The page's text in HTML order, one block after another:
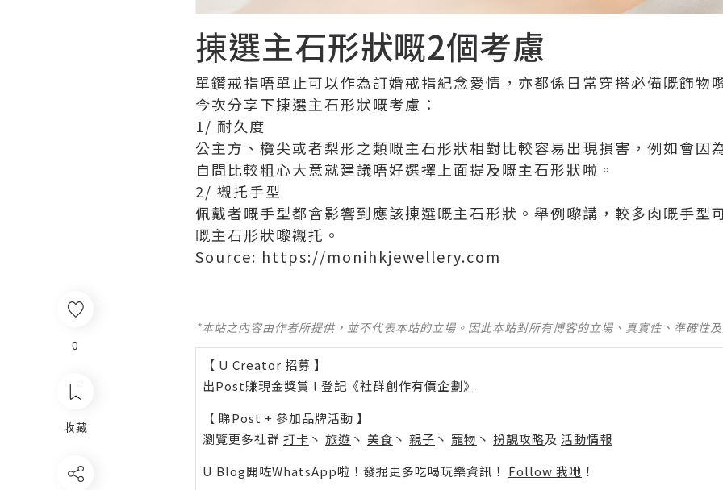
0
收藏
㨂選主石形狀嘅2個考慮
單鑽戒指唔單止可以作為訂婚戒指紀念愛情，亦都係日常穿搭必備嘅飾物
今次分享下㨂選主石形狀嘅考慮：
1/ 耐久度
公主方、欖尖或者梨形之類嘅主石形狀相對比較容易出現損害，例如會因
自問比較粗心大意就建議唔好選擇上面提及嘅主石形狀啦。
2/ 襯托手型
佩戴者嘅手型都會影響到應該㨂選嘅主石形狀。舉例嚟講，較多肉嘅手型
嘅主石形狀嚟襯托。
Source: https://monihkjewellery.com
*本站之內容由作者所提供，並不代表本站的立場。因此本站對所有博客的立場、真實性、準確性
【 U Creator 招募 】
出Post賺現金獎賞 l 登記《社群創作有價企劃》
【 睇Post + 參加品牌活動 】
瀏覽更多社群 打卡 丶 旅遊 丶 美食 丶 親子 丶 寵物 丶 扮靚攻略及 活動情報
U Blog開咗WhatsApp啦！發掘更多吃喝玩樂資訊！ Follow 我哋 ！